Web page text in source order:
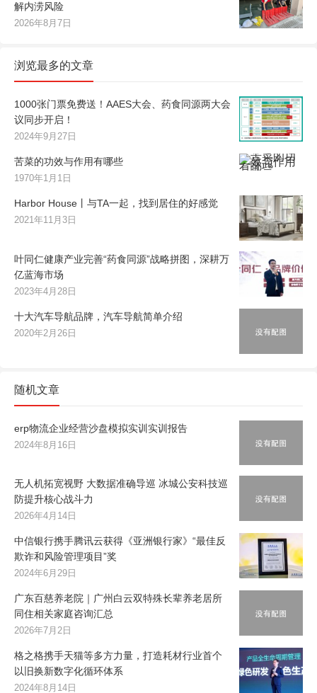
解内涝风险
2026年8月7日
浏览最多的文章
1000张门票免费送！AAES大会、药食同源两大会
议同步开启！
2024年9月27日
苦菜的功效与作用有哪些
1970年1月1日
Harbor House丨与TA一起，找到居住的好感觉
2021年11月3日
叶同仁健康产业完善“药食同源”战略拼图，深耕万
亿蓝海市场
2023年4月28日
十大汽车导航品牌，汽车导航简单介绍
2020年2月26日
随机文章
erp物流企业经营沙盘模拟实训实训报告
2024年8月16日
无人机拓宽视野 大数据准确导巡 冰城公安科技巡
防提升核心战斗力
2026年4月14日
中信银行携手腾讯云获得《亚洲银行家》“最佳反
欺诈和风险管理项目”奖
2024年6月29日
广东百慈养老院｜广州白云双特殊长辈养老居所
同住相关家庭咨询汇总
2026年7月2日
格之格携手天猫等多方力量，打造耗材行业首个
以旧换新数字化循环体系
2024年8月14日